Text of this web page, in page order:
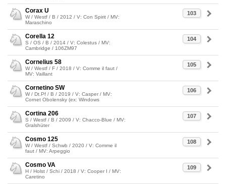
103
Corax U
W / Westf / B / 2012 / V: Con Spirit / MV:
Maraschino
104
Corella 12
S / OS / B / 2014 / V: Colestus / MV:
Cambridge / 106ZM97
105
Cornelius 58
W / Westf / F / 2018 / V: Comme il faut /
MV: Vaillant
106
Cornetino SW
W / Dt.Pf / B / 2019 / V: Casper / MV:
Cornet Obolensky (ex: Windows
107
Cortina 206
S / Westf / B / 2009 / V: Chacco-Blue / MV:
Gralshüter
108
Cosmo 125
W / Westf / Schwb / 2020 / V: Comme il
faut / MV: Arpeggio
109
Cosmo VA
H / Holst / Schi / 2018 / V: Cooper I / MV:
Caretino